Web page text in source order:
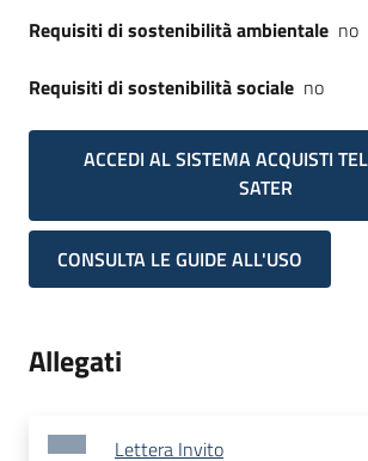
Requisiti di sostenibilità ambientale no
Requisiti di sostenibilità sociale no
ACCEDI AL SISTEMA ACQUISTI
SATER
CONSULTA LE GUIDE ALL'USO
Allegati
Lettera Invito